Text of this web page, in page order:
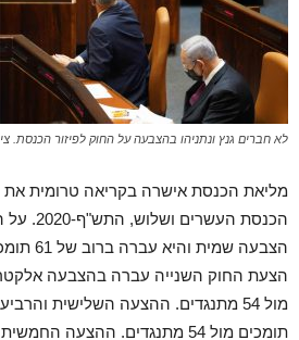
לא חברים גנץ ונתניהו בהצבעה על החוק לפיזור הכנסת.
מליאת הכנסת אישרה בקריאה טרומית
הכנסת